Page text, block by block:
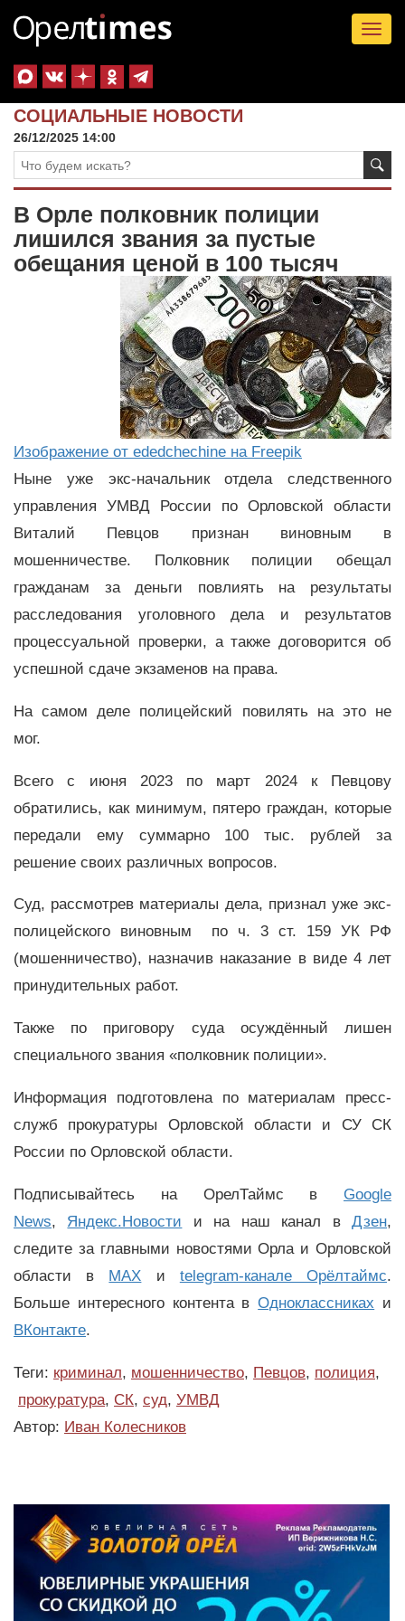
СОЦИАЛЬНЫЕ НОВОСТИ
26/12/2025 14:00
В Орле полковник полиции
лишился звания за пустые
обещания ценой в 100 тысяч
Изображение от ededchechine на Freepik
Ныне уже экс-начальник отдела следственного
управления УМВД России по Орловской области
Виталий Певцов признан виновным в
мошенничестве. Полковник полиции обещал
гражданам за деньги повлиять на результаты
расследования уголовного дела и результатов
процессуальной проверки, а также договорится об
успешной сдаче экзаменов на права.
На самом деле полицейский повилять на это не
мог.
Всего с июня 2023 по март 2024 к Певцову
обратились, как минимум, пятеро граждан, которые
передали ему суммарно 100 тыс. рублей за
решение своих различных вопросов.
Суд, рассмотрев материалы дела, признал уже экс-
полицейского виновным по ч. 3 ст. 159 УК РФ
(мошенничество), назначив наказание в виде 4 лет
принудительных работ.
Также по приговору суда осуждённый лишен
специального звания «полковник полиции».
Информация подготовлена по материалам пресс-
служб прокуратуры Орловской области и СУ СК
России по Орловской области.
Подписывайтесь на ОрелТаймс в Google
News, Яндекс.Новости и на наш канал вДзен,
следите за главными новостями Орла и Орловской
области в MAX и telegram-канале Орёлтаймс.
Больше интересного контента вОдноклассниках и
ВКонтакте.
Теги: криминал, мошенничество, Певцов, полиция,
прокуратура, СК, суд, УМВД
Автор: Иван Колесников